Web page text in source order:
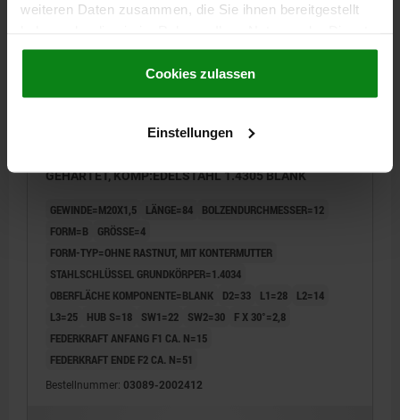
weiteren Daten zusammen, die Sie ihnen bereitgestellt
gesammelt haben.Cookie Richtlinien
Datenschutz|AGB
Cookies zulassen
Einstellungen
ARRETIERBOLZEN GR.4 D1=M20X1,5, D=12, FORM:B
GEHÄRTET, KOMP:EDELSTAHL 1.4305 BLANK
GEWINDE=M20X1,5 LÄNGE=84
BOLZENDURCHMESSER=12
FORM=B
GRÖSSE=4
FORM-TYP=OHNE RASTNUT, MIT KONTERMUTTER
STAHLSCHLÜSSEL GRUNDKÖRPER=1.4034
OBERFLÄCHE KOMPONENTE=BLANK
D2=33 L1=28
L2=14
L3=25
HUB S=18 SW1=22 SW2=30
F X 30°=2,8
FEDERKRAFT ANFANG F1 CA. N=15
FEDERKRAFT ENDE F2 CA. N=51
Bestellnummer: 03089-2002412